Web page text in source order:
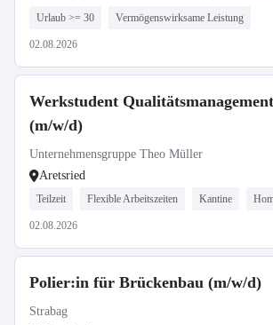
Urlaub >= 30 Vermögenswirksame Leistung
02.08.2026
Werkstudent Qualitätsmanagement
(m/w/d)
Unternehmensgruppe Theo Müller
Aretsried
Teilzeit Flexible Arbeitszeiten Kantine
02.08.2026
Polier:in für Brückenbau (m/w/d)
Strabag